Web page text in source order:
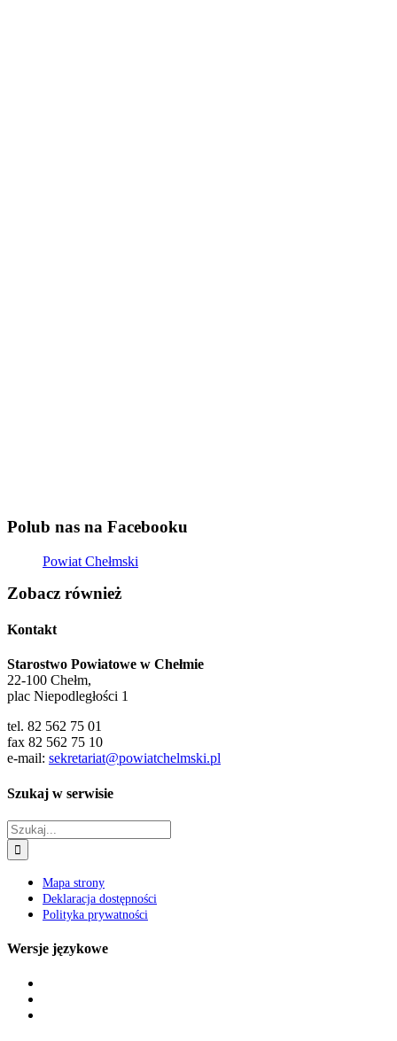
Polub nas na Facebooku
Powiat Chełmski
Zobacz również
Kontakt
Starostwo Powiatowe w Chełmie
22-100 Chełm,
plac Niepodległości 1
tel. 82 562 75 01
fax 82 562 75 10
e-mail: sekretariat@powiatchelmski.pl
Szukaj w serwisie
Szukaj
Mapa strony
Deklaracja dostępności
Polityka prywatności
Wersje językowe